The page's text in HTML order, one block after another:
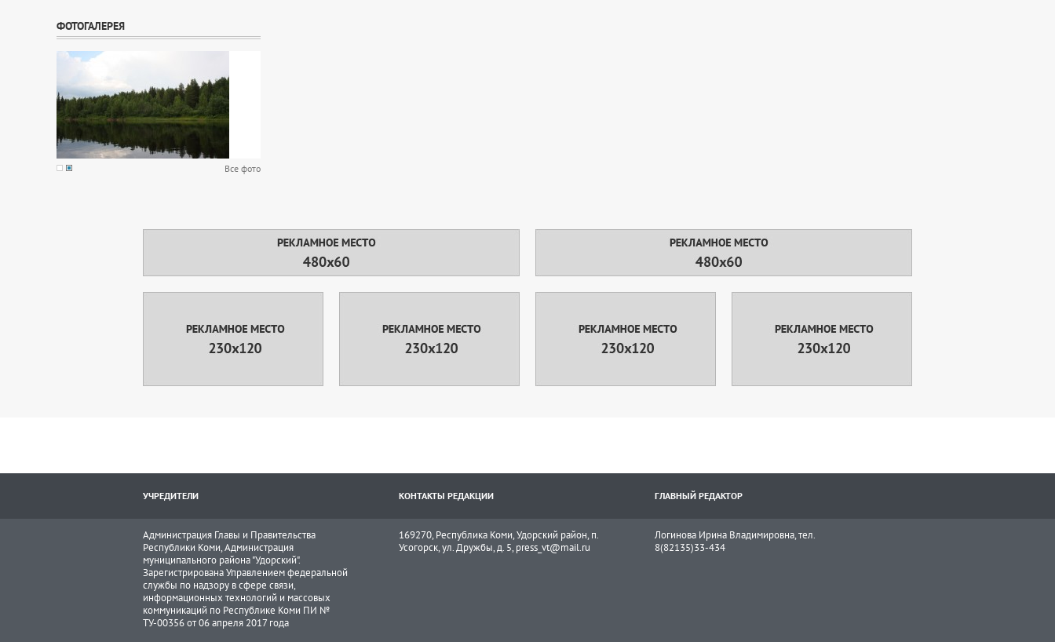
ФОТОГАЛЕРЕЯ
Все фото
УЧРЕДИТЕЛИ КОНТАКТЫ РЕДАКЦИИ ГЛАВНЫЙ РЕДАКТОР
Администрация Главы и Правительства
Республики Коми, Администрация
муниципального района "Удорский".
Зарегистрирована Управлением федеральной
службы по надзору в сфере связи,
информационных технологий и массовых
коммуникаций по Республике Коми ПИ №
ТУ-00356 от 06 апреля 2017 года
169270, Республика Коми, Удорский район, п.
Усогорск, ул. Дружбы, д. 5, press_vt@mail.ru
Логинова Ирина Владимировна, тел.
8(82135)33-434